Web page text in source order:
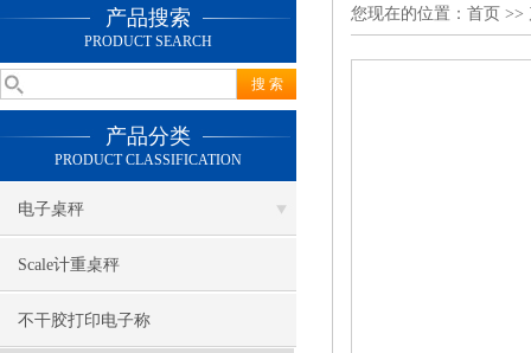
产品搜索
PRODUCT SEARCH
产品分类
PRODUCT CLASSIFICATION
电子桌秤
Scale计重桌秤
不干胶打印电子称
您现在的位置： 首页 >>